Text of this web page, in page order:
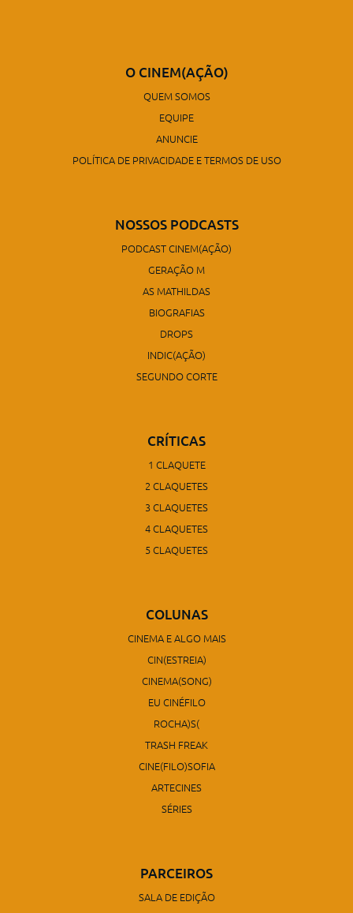
O CINEM(AÇÃO)
QUEM SOMOS
EQUIPE
ANUNCIE
POLÍTICA DE PRIVACIDADE E TERMOS DE USO
NOSSOS PODCASTS
PODCAST CINEM(AÇÃO)
GERAÇÃO M
AS MATHILDAS
BIOGRAFIAS
DROPS
INDIC(AÇÃO)
SEGUNDO CORTE
CRÍTICAS
1 CLAQUETE
2 CLAQUETES
3 CLAQUETES
4 CLAQUETES
5 CLAQUETES
COLUNAS
CINEMA E ALGO MAIS
CIN(ESTREIA)
CINEMA(SONG)
EU CINÉFILO
ROCHA)S(
TRASH FREAK
CINE(FILO)SOFIA
ARTECINES
SÉRIES
PARCEIROS
SALA DE EDIÇÃO